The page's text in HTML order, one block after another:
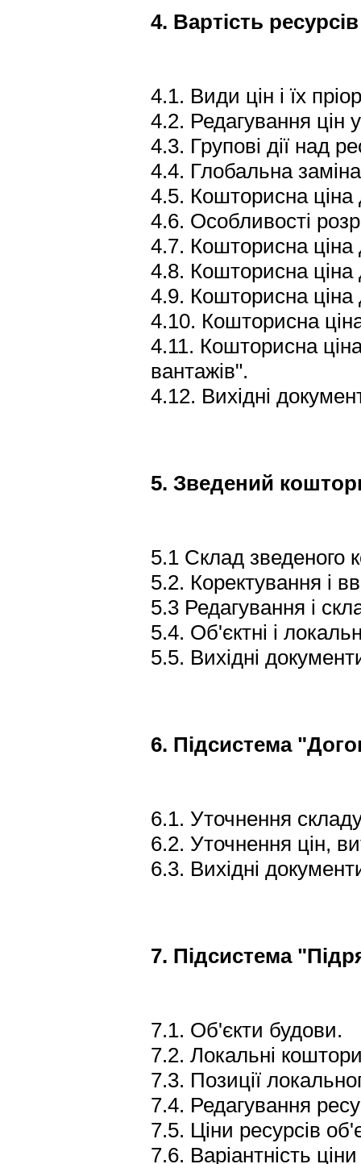
4. Вартість ресурсів
4.1. Види цін і їх
4.2. Редагування цін
4.3. Групові дії над
4.4. Глобальна
4.5. Кошторисна ціна
4.6. Особливості
4.7. Кошторисна ціна
4.8. Кошторисна ціна
4.9. Кошторисна ціна
4.10. Кошторисна
4.11. Кошторисна
вантажів".
4.12. Вихідні
5. Зведений
5.1 Склад зведеного
5.2. Коректування і
5.3 Редагування і
5.4. Об'єктні і
5.5. Вихідні
6. Підсистема
6.1. Уточнення
6.2. Уточнення цін,
6.3. Вихідні
7. Підсистема
7.1. Об'єкти будови.
7.2. Локальні
7.3. Позиції
7.4. Редагування
7.5. Ціни ресурсів
7.6. Варіантність